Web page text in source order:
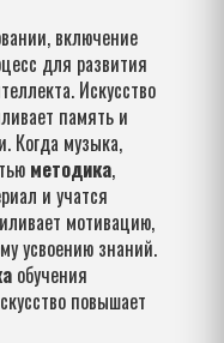
, включение
для развития
. Искусство
память и
Когда музыка,
методика,
и учатся
мотивацию,
усвоению знаний.
обучения
повышает